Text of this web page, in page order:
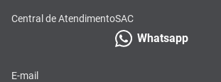
Central de AtendimentoSAC
Whatsapp
E-mail